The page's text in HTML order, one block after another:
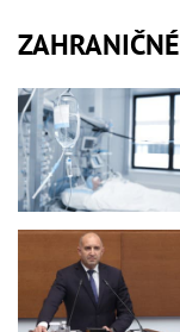
ZAHRANIČNÉ